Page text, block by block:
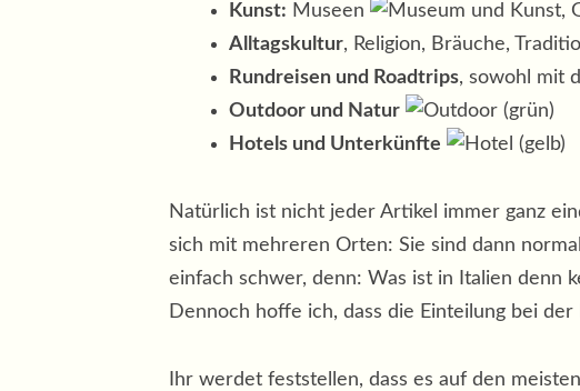
Kunst: Museen ,
Alltagskultur, Religion, Bräuche,
Rundreisen und Roadtrips, sowohl mit
Outdoor und Natur
(grün)
Hotels und Unterkünfte
(gelb)
Natürlich ist nicht jeder Artikel immer ganz
sich mit mehreren Orten: Sie sind dann
einfach schwer, denn: Was ist in Italien denn
Dennoch hoffe ich, dass die Einteilung bei der
Ihr werdet feststellen, dass es auf den